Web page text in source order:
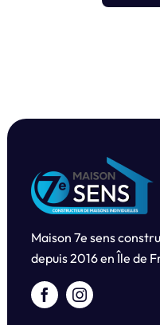
Maison 7e sens
depuis2016 en Île de